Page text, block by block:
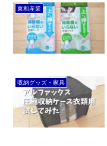
東和産業
収納グッズ・家具